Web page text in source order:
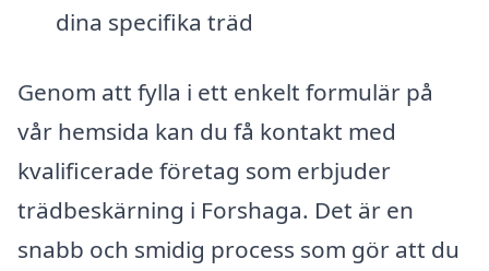
dina specifika träd
Genom att fylla i ett enkelt formulär på
vår hemsida kan du få kontakt med
kvalificerade företag som erbjuder
trädbeskärning i Forshaga. Det är en
snabb och smidig process som gör att du